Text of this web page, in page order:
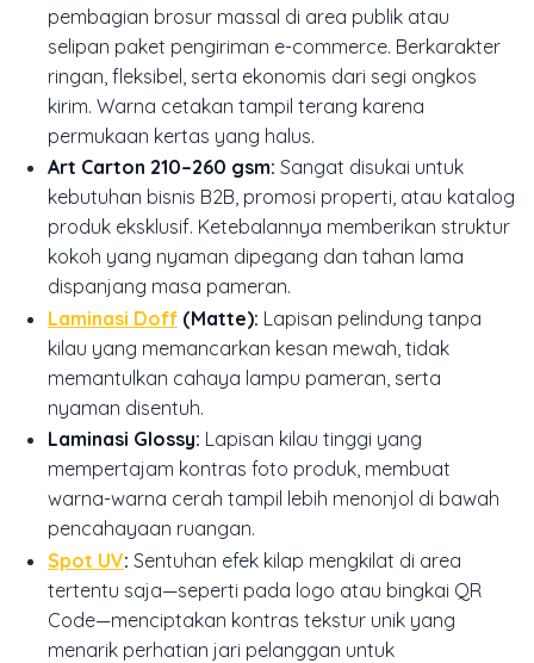
pembagian brosur massal di area publik atau
selipan paket pengiriman e-commerce. Berkarakter
ringan, fleksibel, serta ekonomis dari segi ongkos
kirim. Warna cetakan tampil terang karena
permukaan kertas yang halus.
Art Carton 210–260 gsm: Sangat disukai untuk
kebutuhan bisnis B2B, promosi properti, atau katalog
produk eksklusif. Ketebalannya memberikan struktur
kokoh yang nyaman dipegang dan tahan lama
dispanjang masa pameran.
Laminasi Doff (Matte): Lapisan pelindung tanpa
kilau yang memancarkan kesan mewah, tidak
memantulkan cahaya lampu pameran, serta
nyaman disentuh.
Laminasi Glossy: Lapisan kilau tinggi yang
mempertajam kontras foto produk, membuat
warna-warna cerah tampil lebih menonjol di bawah
pencahayaan ruangan.
Spot UV: Sentuhan efek kilap mengkilat di area
tertentu saja—seperti pada logo atau bingkai QR
Code—menciptakan kontras tekstur unik yang
menarik perhatian jari pelanggan untuk